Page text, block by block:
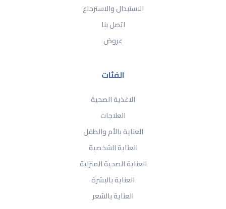
الاستبدال والاسترجاع
اتصل بنا
عروض
الفئات
الاغذية الصحية
العلاجات
العناية بالأم والطفل
العناية الشخصية
العناية الصحية المنزلية
العناية بالبشرة
العناية بالشعر